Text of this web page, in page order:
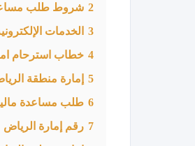
2 شروط طلب
3
الخدمات
4 خطاب استرحام
5
إمارة منطقة
6 طلب مساعدة
7 رقم إمارة الرياض